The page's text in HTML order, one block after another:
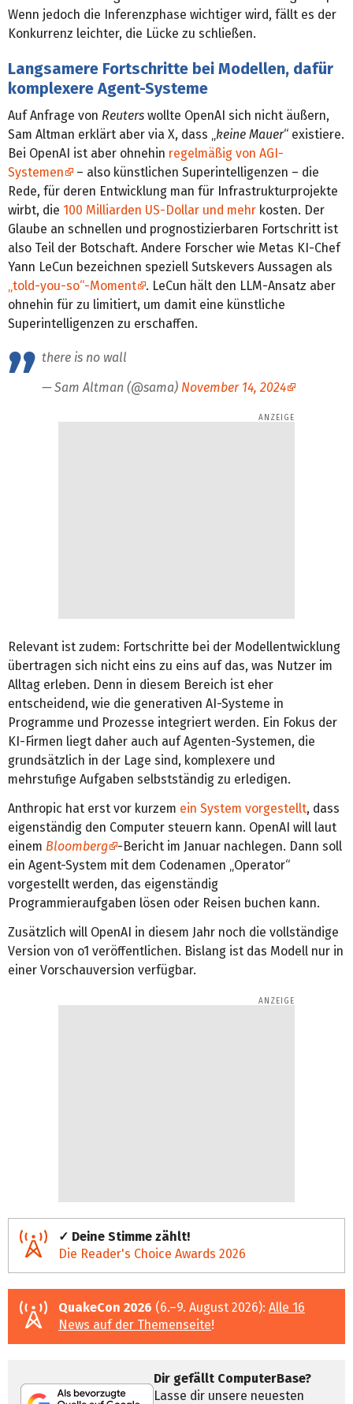
Wenn jedoch die Inferenzphase wichtiger wird, fällt es der
Konkurrenz leichter, die Lücke zu schließen.
Langsamere Fortschritte bei Modellen, dafür
komplexere Agent-Systeme
Auf Anfrage von Reuters wollte OpenAI sich nicht äußern,
Sam Altman erklärt aber via X, dass „ keine Mauer“ existiere.
Bei OpenAI ist aber ohnehin regelmäßig von AGI-
Systemen
– also künstlichen Superintelligenzen – die
Rede, für deren Entwicklung man für Infrastrukturprojekte
wirbt, die 100 Milliarden US-Dollar und mehr kosten. Der
Glaube an schnellen und prognostizierbaren Fortschritt ist
also Teil der Botschaft. Andere Forscher wie Metas KI-Chef
Yann LeCun bezeichnen speziell Sutskevers Aussagen als
„told-you-so“-Moment
. LeCun hält den LLM-Ansatz aber
ohnehin für zu limitiert, um damit eine künstliche
Superintelligenzen zu erschaffen.
there is no wall
— Sam Altman (@sama) November 14, 2024
Relevant ist zudem: Fortschritte bei der Modellentwicklung
übertragen sich nicht eins zu eins auf das, was Nutzer im
Alltag erleben. Denn in diesem Bereich ist eher
entscheidend, wie die generativen AI-Systeme in
Programme und Prozesse integriert werden. Ein Fokus der
KI-Firmen liegt daher auch auf Agenten-Systemen, die
grundsätzlich in der Lage sind, komplexere und
mehrstufige Aufgaben selbstständig zu erledigen.
Anthropic hat erst vor kurzem ein System vorgestellt, dass
eigenständig den Computer steuern kann. OpenAI will laut
einem Bloomberg
-Bericht im Januar nachlegen. Dann soll
ein Agent-System mit dem Codenamen „Operator“
vorgestellt werden, das eigenständig
Programmieraufgaben lösen oder Reisen buchen kann.
Zusätzlich will OpenAI in diesem Jahr noch die vollständige
Version von o1 veröffentlichen. Bislang ist das Modell nur in
einer Vorschauversion verfügbar.
✓ Deine Stimme zählt!
Die Reader's Choice Awards 2026
QuakeCon 2026 (6.–9. August 2026): Alle 16
News auf der Themenseite!
Dir gefällt ComputerBase?
Lasse dir unsere neuesten